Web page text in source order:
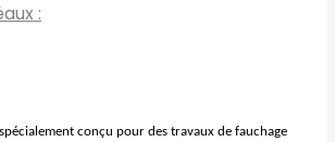
:
conçu pour des travaux de fauchage